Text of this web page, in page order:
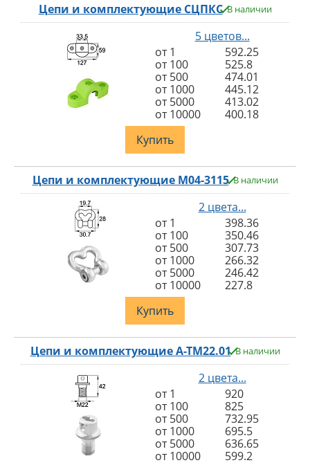
Цепи и комплектующие СЦПКС В наличии
5 цветов...
от 1
592.25
от 100
525.8
от 500
474.01
от 1000
445.12
от 5000
413.02
от 10000
400.18
Купить
Цепи и комплектующие M04-3115 В наличии
2 цвета...
от 1
398.36
от 100
350.46
от 500
307.73
от 1000
266.32
от 5000
246.42
от 10000
227.8
Купить
Цепи и комплектующие A-TM22.01 В наличии
2 цвета...
от 1
920
от 100
825
от 500
732.95
от 1000
695.5
от 5000
636.65
от 10000
599.2